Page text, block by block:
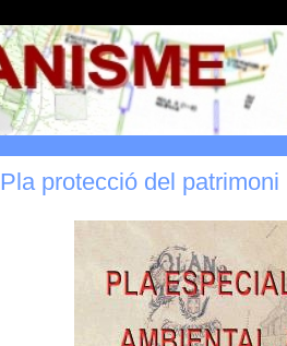
Pla protecció del patrimoni